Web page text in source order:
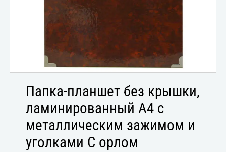
Папка-планшет без крышки,
ламинированный А4 с
металлическим зажимом и
уголками С орлом